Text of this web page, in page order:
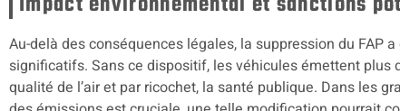
Au-delà des conséquences légales, la suppression du FAP
significatifs. Sans ce dispositif, les véhicules émettent plus
qualité de l’air et par ricochet, la santé publique. Dans les